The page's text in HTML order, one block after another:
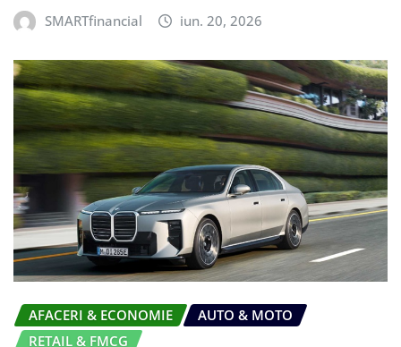
SMARTfinancial iun. 20, 2026
AFACERI & ECONOMIE
AUTO & MOTO
RETAIL & FMCG